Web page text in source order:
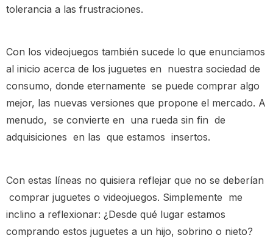
tolerancia a las frustraciones.
Con los videojuegos también sucede lo que enunciamos
al inicio acerca de los juguetes en nuestra sociedad de
consumo, donde eternamente se puede comprar algo
mejor, las nuevas versiones que propone el mercado. A
menudo, se convierte en una rueda sin fin de
adquisiciones en las que estamos insertos.
Con estas líneas no quisiera reflejar que no se deberían
comprar juguetes o videojuegos. Simplemente me
inclino a reflexionar: ¿Desde qué lugar estamos
comprando estos juguetes a un hijo, sobrino o nieto?